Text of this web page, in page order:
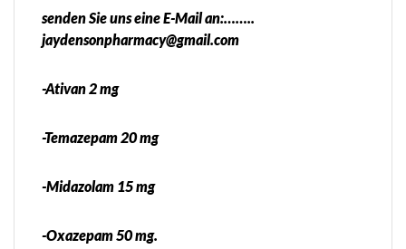
senden Sie uns eine E-Mail an:……..
jaydensonpharmacy@gmail.com
-Ativan 2 mg
-Temazepam 20 mg
-Midazolam 15 mg
-Oxazepam 50 mg.